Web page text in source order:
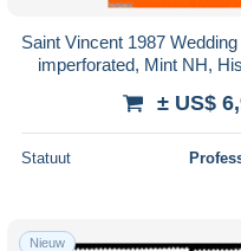
Saint Vincent 1987 Wedding
imperforated, Mint NH,
± US$
Statuut
Nieuw